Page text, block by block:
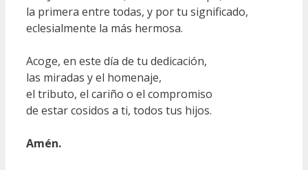
la primera entre todas, y por tu significado,
eclesialmente la más hermosa.
Acoge, en este día de tu dedicación,
las miradas y el homenaje,
el tributo, el cariño o el compromiso
de estar cosidos a ti, todos tus hijos.
Amén.